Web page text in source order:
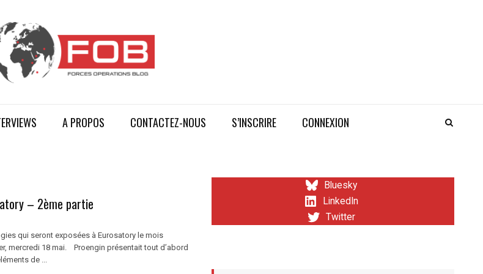
A PROPOS CONTACTEZ-NOUS S’INSCRIRE CONNEXION
– 2ème partie
qui seront exposées à Eurosatory le mois
mercredi 18 mai. Proengin présentait tout d’abord
de ...
Bluesky
LinkedIn
Twitter